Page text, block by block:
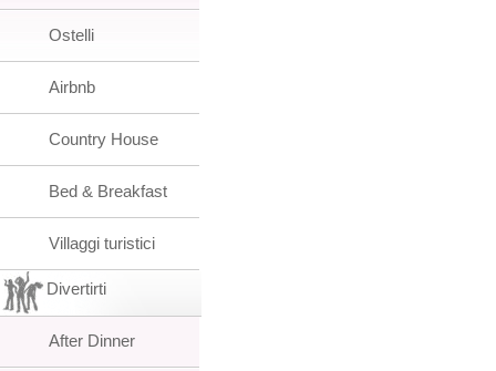
Ostelli
Airbnb
Country House
Bed & Breakfast
Villaggi turistici
Divertirti
After Dinner